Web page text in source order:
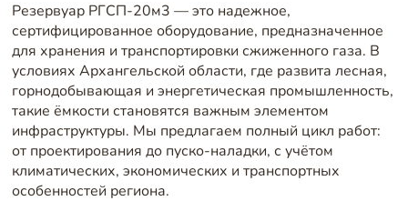
Резервуар РГСП-20м3 — это надежное,
сертифицированное оборудование, предназначенное
для хранения и транспортировки сжиженного газа. В
условиях Архангельской области, где развита лесная,
горнодобывающая и энергетическая промышленность,
такие ёмкости становятся важным элементом
инфраструктуры. Мы предлагаем полный цикл работ:
от проектирования до пуско-наладки, с учётом
климатических, экономических и транспортных
особенностей региона.